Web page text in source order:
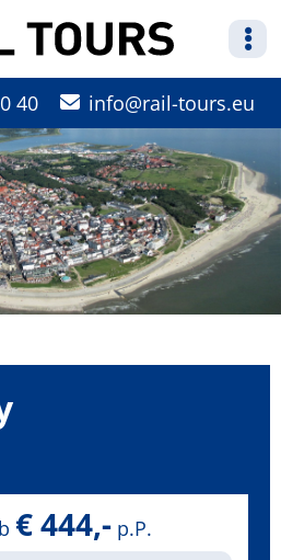
40 info rail-tours.eu
€ 444,-p.P.